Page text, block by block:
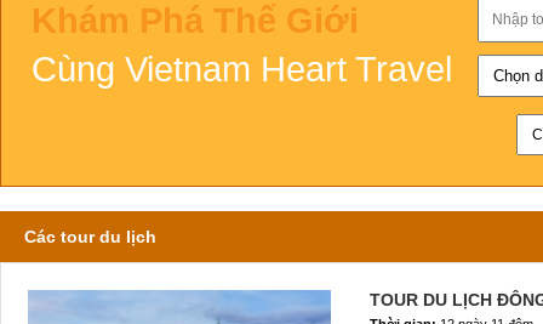
Khám Phá Thế Giới
Cùng Vietnam Heart Travel
Các tour du lịch
TOUR DU LỊCH